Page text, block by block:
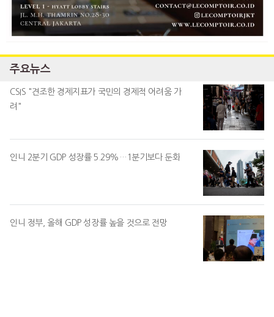
주요뉴스
CSIS "견조한 경제지표가 국민의 경제적 어려움 가
려"
인니 2분기 GDP 성장률 5.29%…1분기보다 둔화
인니 정부, 올해 GDP 성장률 높을 것으로 전망